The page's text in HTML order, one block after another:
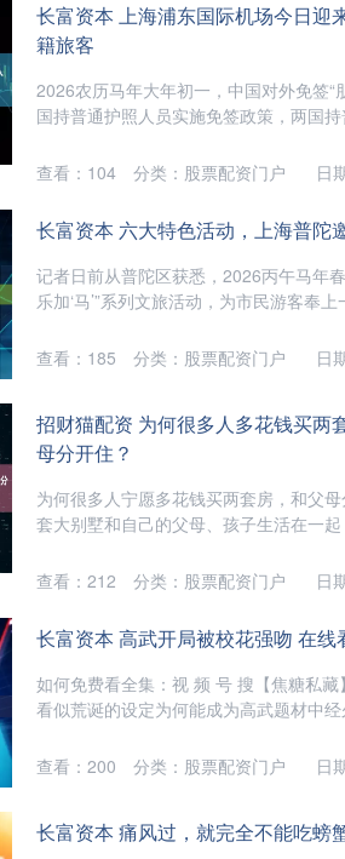
长富资本 上海浦东国际机场今日迎
籍旅客
2026农历马年大年初一，中国对外免签
国持普通护照人员实施免签政策，两国
日
查看： 104 分类： 股票配资门户
长富资本 六大特色活动，上海普陀
记者日前从普陀区获悉，2026丙午马年
乐加‘马’”系列文旅活动，为市民游客奉
日
查看： 185 分类： 股票配资门户
招财猫配资 为何很多人多花钱买两
母分开住？
为何很多人宁愿多花钱买两套房，和父
套大别墅和自己的父母、孩子生活在一
日
查看： 212 分类： 股票配资门户
长富资本 高武开局被校花强吻 在线
如何免费看全集：视 频 号 搜【焦糖私
看似荒诞的设定为何能成为高武题材中
日
查看： 200 分类： 股票配资门户
长富资本 痛风过，就完全不能吃螃